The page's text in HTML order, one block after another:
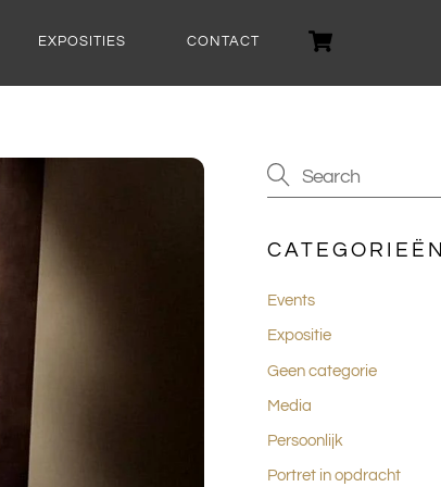
EXPOSITIES CONTACT
CATEGORIEËN
Events
Expositie
Geen categorie
Media
Persoonlijk
Portret in opdracht